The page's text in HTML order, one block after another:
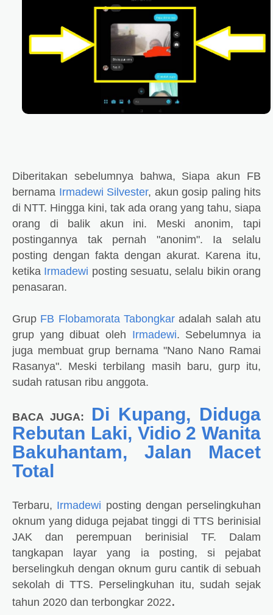
Diberitakan sebelumnya bahwa, Siapa akun FB
bernama Irmadewi Silvester, akun gosip paling hits
di NTT. Hingga kini, tak ada orang yang tahu, siapa
orang di balik akun ini. Meski anonim, tapi
postingannya tak pernah "anonim". Ia selalu
posting dengan fakta dengan akurat. Karena itu,
ketika Irmadewi posting sesuatu, selalu bikin orang
penasaran.
Grup FB Flobamorata Tabongkar adalah salah atu
grup yang dibuat oleh Irmadewi. Sebelumnya ia
juga membuat grup bernama "Nano Nano Ramai
Rasanya". Meski terbilang masih baru, gurp itu,
sudah ratusan ribu anggota.
BACA JUGA:
Di Kupang, Diduga
Rebutan Laki, Vidio 2 Wanita
Bakuhantam, Jalan Macet
Total
Terbaru, Irmadewi posting dengan perselingkuhan
oknum yang diduga pejabat tinggi di TTS berinisial
JAK dan perempuan berinisial TF. Dalam
tangkapan layar yang ia posting, si pejabat
berselingkuh dengan oknum guru cantik di sebuah
sekolah di TTS. Perselingkuhan itu, sudah sejak
tahun 2020 dan terbongkar 2022.